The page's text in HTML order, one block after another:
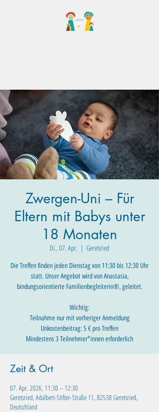
Zwergen-Uni – Für
Eltern mit Babys unter
18 Monaten
Di., 07. Apr.
  |
Geretsried
Die Treffen finden jeden Dienstag von 11:30 bis 12:30 Uhr
statt. Unser Angebot wird von Anastasia,
bindungsorientierte Familienbegleiterin®, geleitet.
Wichtig:
Teilnahme nur mit vorheriger Anmeldung
Unkostenbeitrag: 5 € pro Treffen
Mindestens 3 Teilnehmer*innen erforderlich
Zeit & Ort
07. Apr. 2026, 11:30 – 12:30
Geretsried, Adalbert-Stifter-Straße 11, 82538 Geretsried,
Deutschland